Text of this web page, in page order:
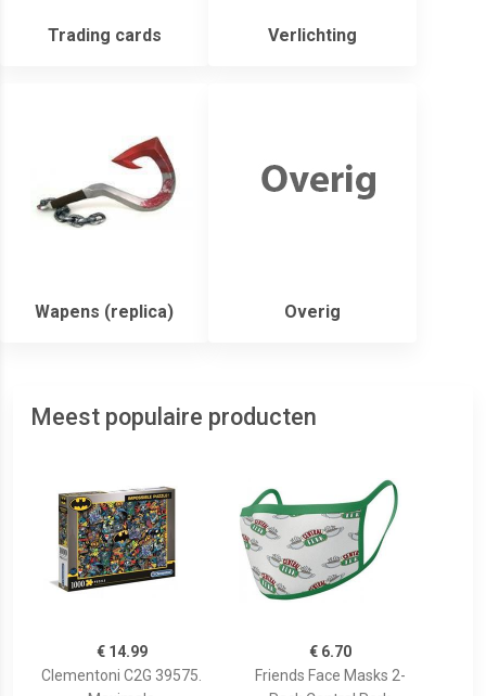
Trading cards Verlichting
Wapens (replica) Overig
Meest populaire producten
€ 14.99
Clementoni C2G 39575.
€ 6.70
Friends Face Masks 2-